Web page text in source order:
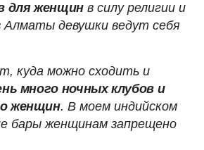
для женщин в силу религии и
Алматы девушки ведут себя
куда можно сходить и
много ночных клубов и
женщин. В моем индийском
бары женщинам запрещено